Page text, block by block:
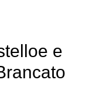
e